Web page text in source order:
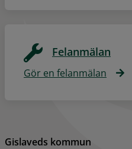
Felanmälan
Gör en felanmälan
Gislaveds kommun